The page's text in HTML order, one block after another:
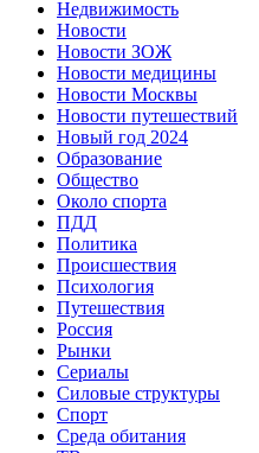
Недвижимость
Новости
Новости ЗОЖ
Новости медицины
Новости Москвы
Новости путешествий
Новый год 2024
Образование
Общество
Около спорта
ПДД
Политика
Происшествия
Психология
Путешествия
Россия
Рынки
Сериалы
Силовые структуры
Спорт
Среда обитания